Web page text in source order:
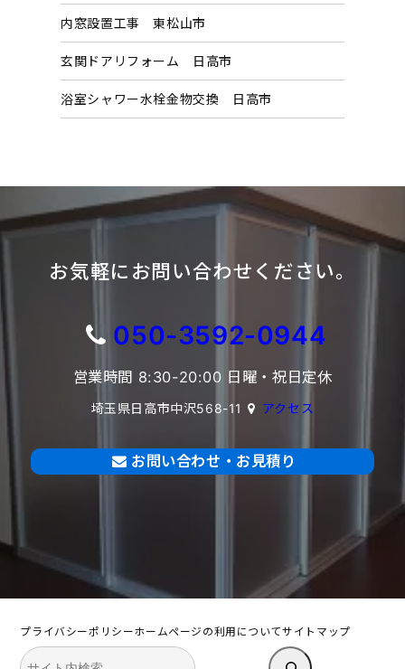
内窓設置工事 東松山市
玄関ドアリフォーム 日高市
浴室シャワー水栓金物交換 日高市
お気軽にお問い合わせください。
050-3592-0944
営業時間 8:30-20:00 日曜・祝日定休
埼玉県日高市中沢568-11 アクセス
お問い合わせ・お見積り
プライバシーポリシーホームページの利用についてサイトマップ
検